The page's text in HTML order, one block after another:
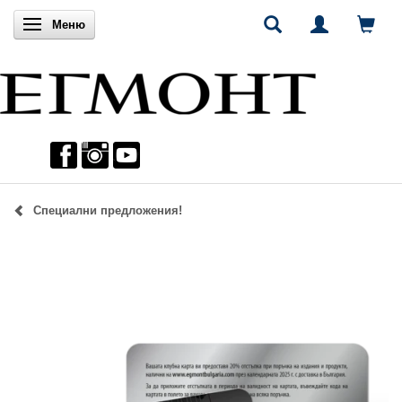
Включи навигацията
Меню
Специални предложения!